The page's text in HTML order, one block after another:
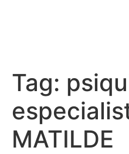
Tag:
MATILDE